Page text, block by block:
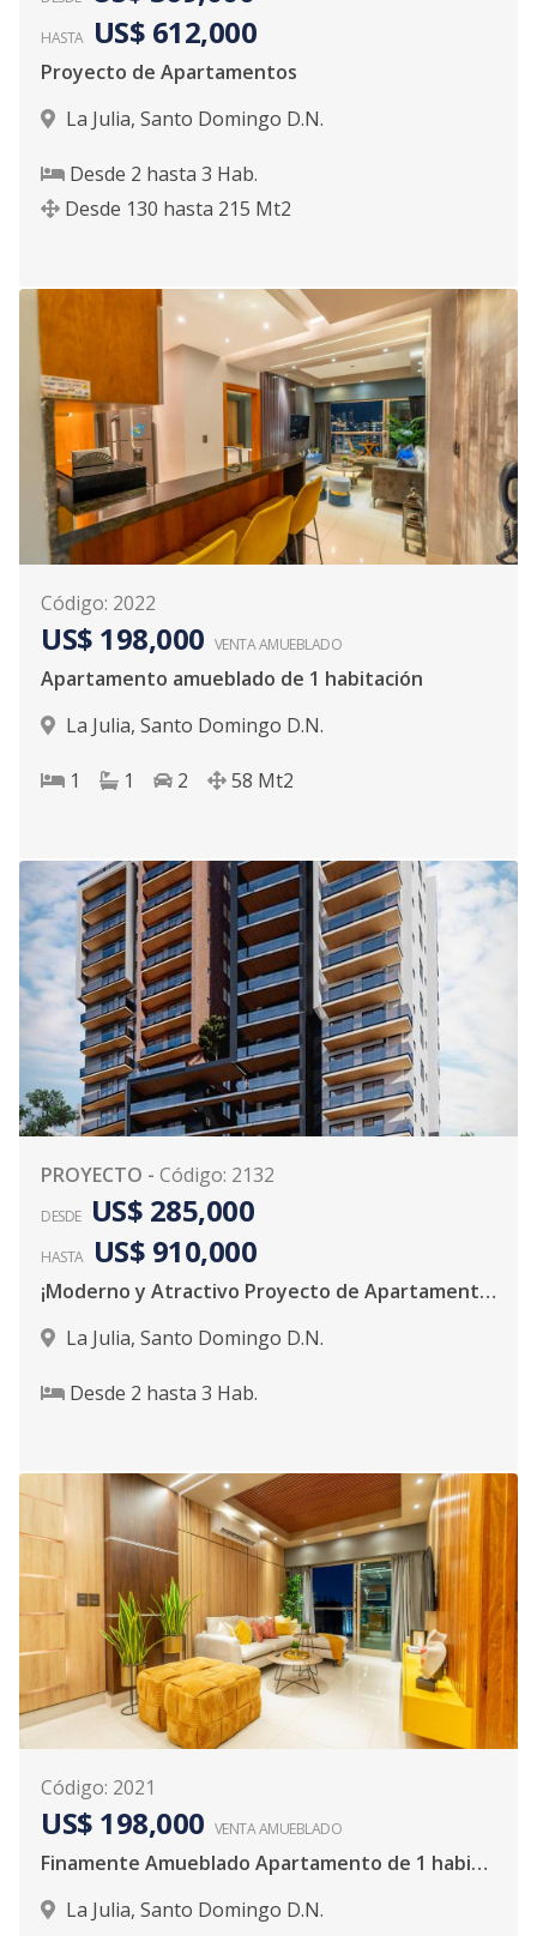
HASTA US$ 612,000
Proyecto de Apartamentos
La Julia, Santo Domingo D.N.
Desde 2 hasta 3 Hab.
Desde 130 hasta 215 Mt2
Código: 2022
US$ 198,000 VENTA AMUEBLADO
Apartamento amueblado de 1 habitación
La Julia, Santo Domingo D.N.
1 1 2 58 Mt2
PROYECTO - Código: 2132
DESDE US$ 285,000
HASTA US$ 910,000
¡Moderno y Atractivo Proyecto de Apartamentos!
La Julia, Santo Domingo D.N.
Desde 2 hasta 3 Hab.
Código: 2021
US$ 198,000 VENTA AMUEBLADO
Finamente Amueblado Apartamento de 1 habitació
La Julia, Santo Domingo D.N.